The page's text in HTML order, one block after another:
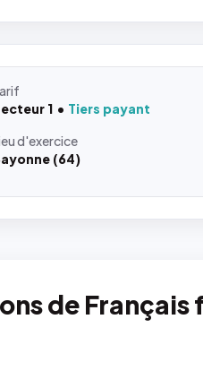
1
Tiers payant
d'exercice
(64)
de